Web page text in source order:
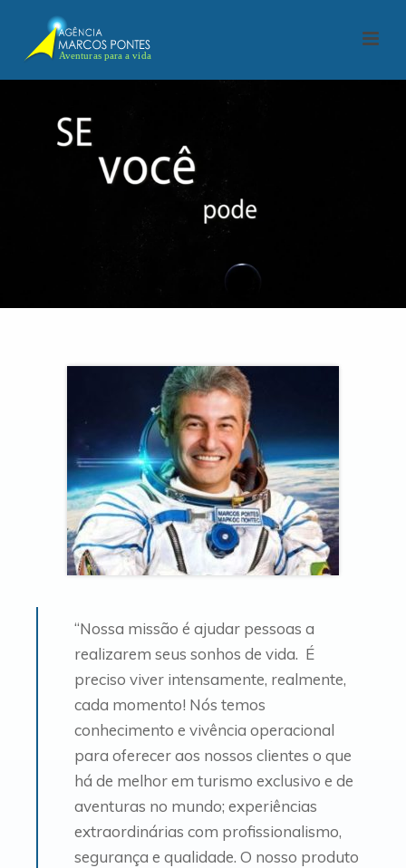
“Nossa missão é ajudar pessoas a
realizarem seus sonhos de vida. É
preciso viver intensamente, realmente,
cada momento! Nós temos
conhecimento e vivência operacional
para oferecer aos nossos clientes o que
há de melhor em turismo exclusivo e de
aventuras no mundo; experiências
extraordinárias com profissionalismo,
segurança e qualidade. O nosso produto